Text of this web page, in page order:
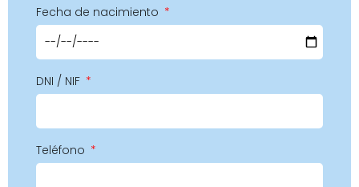
Fecha de nacimiento
DNI / NIF
Teléfono